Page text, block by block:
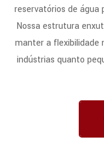
reservatórios de água
Nossa estrutura
manter a flexibilidade
indústrias quanto